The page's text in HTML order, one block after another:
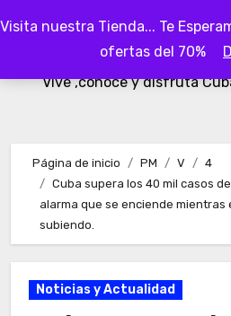
Visita nuestra Tienda... Te
ofertas del 70%
al
Vive ,conoce y disfruta
Página de inicio PM V
4
Cuba supera los 40 mil casos
alarma que se enciende mientras
subiendo.
Noticias y Actualidad